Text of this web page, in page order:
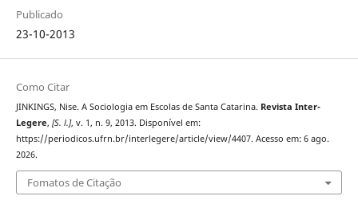
Publicado
23-10-2013
Como Citar
JINKINGS, Nise. A Sociologia em Escolas de Santa Catarina. Revista Inter-
Legere, [S. l.], v. 1, n. 9, 2013. Disponível em:
https://periodicos.ufrn.br/interlegere/article/view/4407. Acesso em: 6 ago.
2026.
Fomatos de Citação